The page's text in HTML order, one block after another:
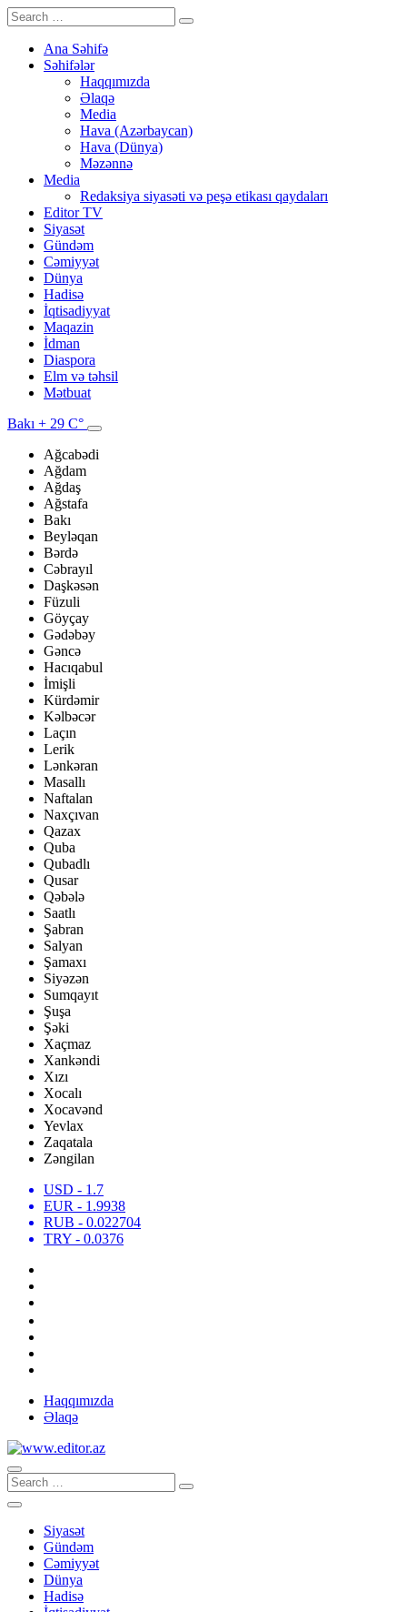
Ana Səhifə
Səhifələr
Haqqımızda
Əlaqə
Media
Hava (Azərbaycan)
Hava (Dünya)
Məzənnə
Media
Redaksiya siyasəti və peşə etikası qaydaları
Editor TV
Siyasət
Gündəm
Cəmiyyət
Dünya
Hadisə
İqtisadiyyat
Maqazin
İdman
Diaspora
Elm və təhsil
Mətbuat
Bakı + 29 C°
Ağcabədi
Ağdam
Ağdaş
Ağstafa
Bakı
Beyləqan
Bərdə
Cəbrayıl
Daşkəsən
Füzuli
Göyçay
Gədəbəy
Gəncə
Hacıqabul
İmişli
Kürdəmir
Kəlbəcər
Laçın
Lerik
Lənkəran
Masallı
Naftalan
Naxçıvan
Qazax
Quba
Qubadlı
Qusar
Qəbələ
Saatlı
Şabran
Salyan
Şamaxı
Siyəzən
Sumqayıt
Şuşa
Şəki
Xaçmaz
Xankəndi
Xızı
Xocalı
Xocavənd
Yevlax
Zaqatala
Zəngilan
USD - 1.7
EUR - 1.9938
RUB - 0.022704
TRY - 0.0376
Haqqımızda
Əlaqə
Siyasət
Gündəm
Cəmiyyət
Dünya
Hadisə